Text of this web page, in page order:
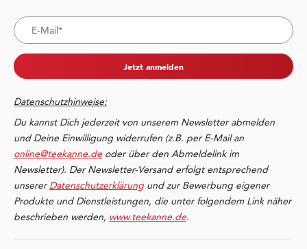
Jetzt anmelden
Datenschutzhinweise:
Du kannst Dich jederzeit von unserem Newsletter abmelden
und Deine Einwilligung widerrufen (z.B. per E-Mail an
online@teekanne.de oder über den Abmeldelink im
Newsletter). Der Newsletter-Versand erfolgt entsprechend
unsererDatenschutzerklärung und zur Bewerbung eigener
Produkte und Dienstleistungen, die unter folgendem Link näher
beschrieben werden, www.teekanne.de.